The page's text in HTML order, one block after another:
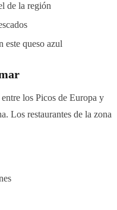
de la región
este queso azul
los Picos de Europa y
Los restaurantes de la zona